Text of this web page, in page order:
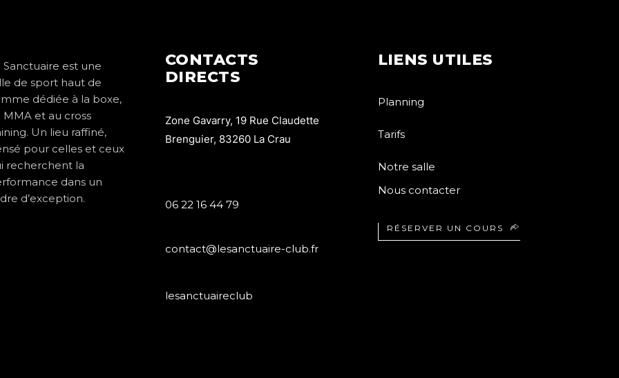
Sanctuaire est une
de sport haut de
dédiée à la boxe,
MMA et au cross
Un lieu raffiné,
pour celles et ceux
recherchent la
dans un
d’exception.
CONTACTS
DIRECTS
Zone Gavarry, 19 Rue Claudette
Brenguier, 83260 La Crau
06 22 16 44 79
contact@lesanctuaire-club.fr
lesanctuaireclub
LIENS UTILES
Planning
Tarifs
Notre salle
Nous contacter
RÉSERVER UN COURS